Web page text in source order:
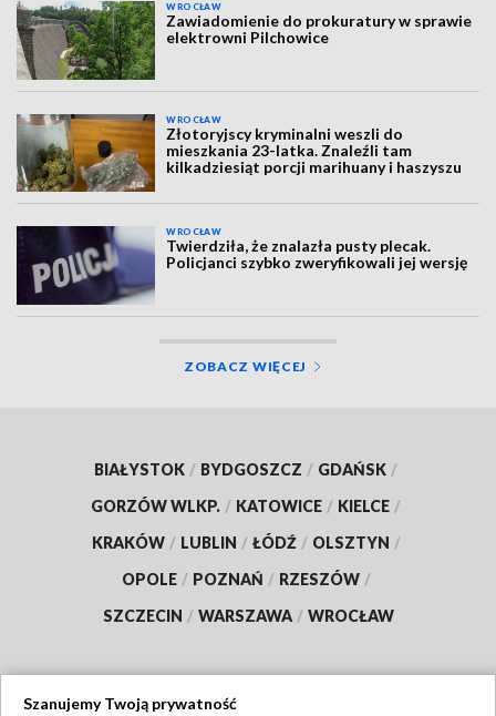
WROCŁAW
Zawiadomienie do prokuratury w sprawie
elektrowni Pilchowice
WROCŁAW
Złotoryjscy kryminalni weszli do
mieszkania 23-latka. Znaleźli tam
kilkadziesiąt porcji marihuany i haszyszu
WROCŁAW
Twierdziła, że znalazła pusty plecak.
Policjanci szybko zweryfikowali jej wersję
ZOBACZ WIĘCEJ
BIAŁYSTOK / BYDGOSZCZ / GDAŃSK /
GORZÓW WLKP. / KATOWICE / KIELCE /
KRAKÓW / LUBLIN / ŁÓDŹ / OLSZTYN /
OPOLE / POZNAŃ / RZESZÓW /
SZCZECIN / WARSZAWA / WROCŁAW
Szanujemy Twoją prywatność